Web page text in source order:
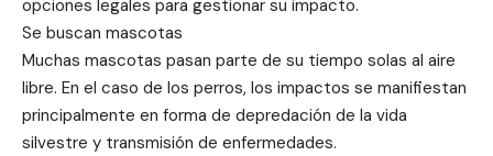
opciones legales para gestionar su impacto.
Se buscan mascotas
Muchas mascotas pasan parte de su tiempo solas al aire
libre. En el caso de los perros, los impactos se manifiestan
principalmente en forma de depredación de la vida
silvestre y transmisión de enfermedades.